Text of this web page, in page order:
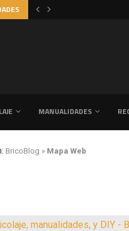
MANUALIDADES
BricoBlog » Mapa Web
manualidades, y DIY -